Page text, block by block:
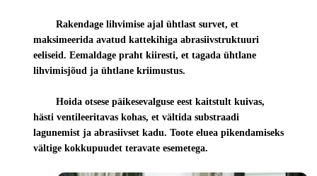
Rakendage lihvimise ajal ühtlast survet, et
maksimeerida avatud kattekihiga abrasiivstruktuuri
eeliseid. Eemaldage praht kiiresti, et tagada ühtlane
lihvimisjõud ja ühtlane kriimustus.
Hoida otsese päikesevalguse eest kaitstult kuivas,
hästi ventileeritavas kohas, et vältida substraadi
lagunemist ja abrasiivset kadu. Toote eluea pikendamiseks
vältige kokkupuudet teravate esemetega.